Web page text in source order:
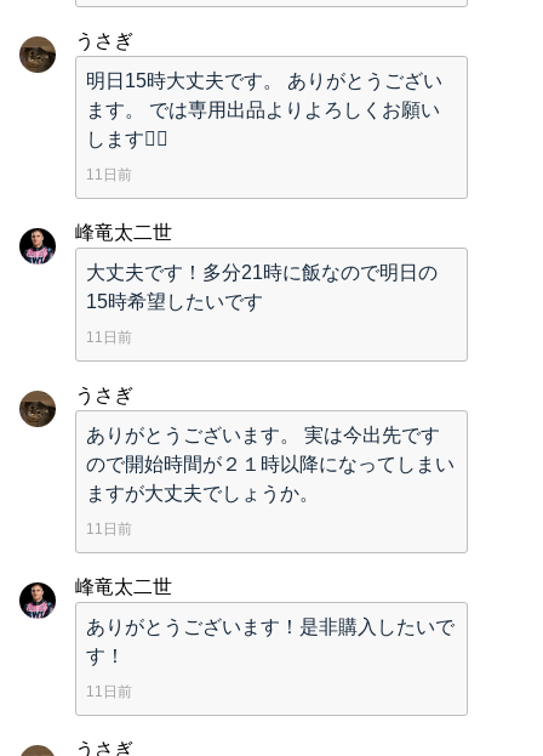
うさぎ
明日15時大丈夫です。 ありがとうござい
ます。 では専用出品よりよろしくお願い
します🙇‍♀️
11日前
峰竜太二世
大丈夫です！多分21時に飯なので明日の
15時希望したいです
11日前
うさぎ
ありがとうございます。 実は今出先です
ので開始時間が２１時以降になってしまい
ますが大丈夫でしょうか。
11日前
峰竜太二世
ありがとうございます！是非購入したいで
す！
11日前
うさぎ